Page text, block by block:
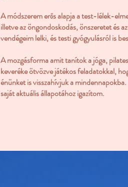
A módszerem erős alapja a test-lélek-
illetve az öngondoskodás, önszeretet és
vendégeim lelki, és testi gyógyulásról is
A mozgásforma amit tanítok a jóga,
keveréke ötvözve játékos feladatokkal,
énünket is visszahívjuk a
saját aktuális állapotához igazítom.